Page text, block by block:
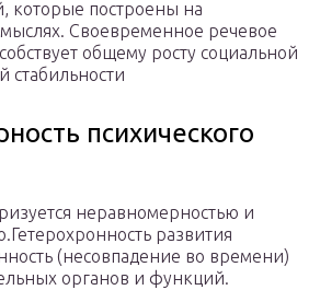
которые построены на
Своевременное речевое
общему росту социальной
стабильности
психического
неравномерностью и
развития
(несовпадение во времени)
органов и функций.